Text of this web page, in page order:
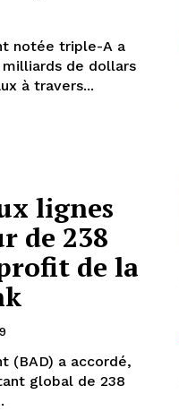
notée triple-A a
de dollars
à travers...
lignes
de 238
de la
(BAD) a accordé,
global de 238